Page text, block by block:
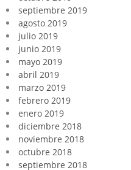
septiembre 2019
agosto 2019
julio 2019
junio 2019
mayo 2019
abril 2019
marzo 2019
febrero 2019
enero 2019
diciembre 2018
noviembre 2018
octubre 2018
septiembre 2018